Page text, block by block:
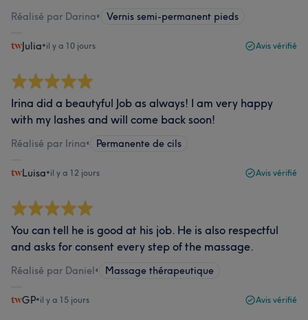
Réalisé par Darina• Vernis semi-permanent pieds
Julia•il y a 10 jours Avis vérifié
Irina did a beautyful Job as always! I am very happy
with my lashes and will come back soon!
Réalisé par Irina• Permanente de cils
Luisa•il y a 12 jours Avis vérifié
You can tell he is good at his job. He is also respectful
and asks for consent every step of the massage.
Réalisé par Daniel• Massage thérapeutique
GP•il y a 15 jours Avis vérifié